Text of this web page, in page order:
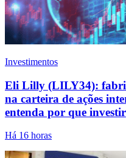
Investimentos
Eli Lilly (LILY34):
na carteira de ações
entenda por que investir
Há 16 horas